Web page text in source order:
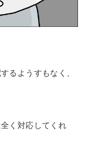
るようすもなく、
く対応してくれ